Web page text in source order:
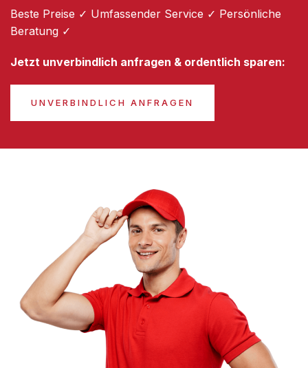
Beste Preise ✓ Umfassender Service ✓ Persönliche
Beratung ✓
Jetzt unverbindlich anfragen & ordentlich sparen:
UNVERBINDLICH ANFRAGEN